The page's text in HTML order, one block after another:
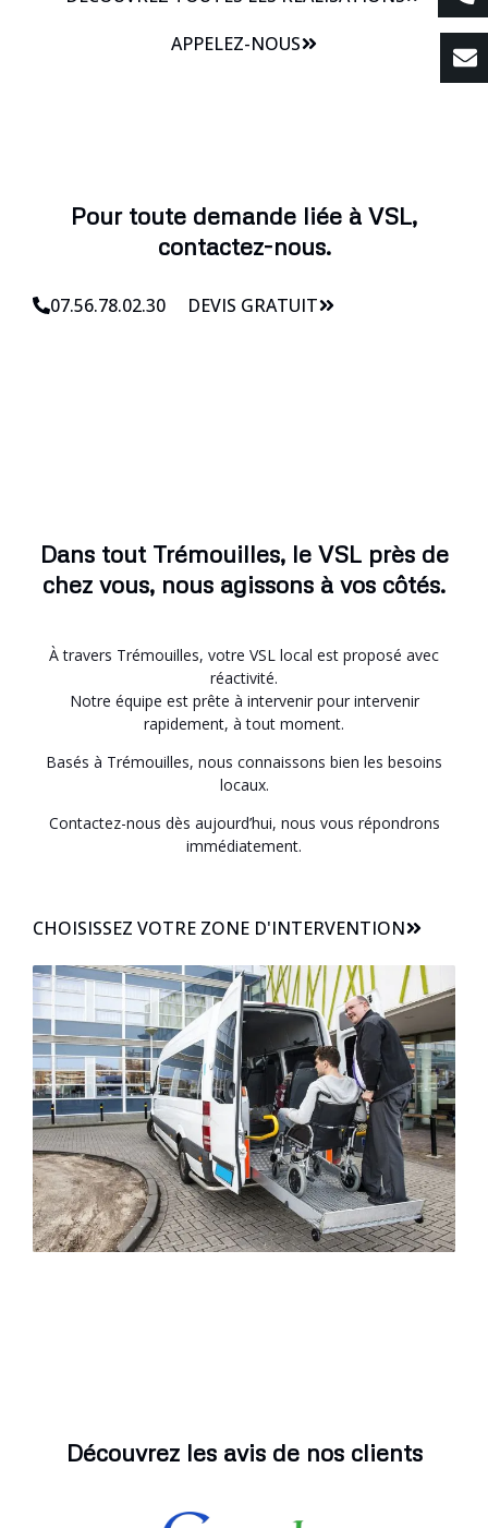
APPELEZ-NOUS
Pour toute demande liée à VSL,
contactez-nous.
07.56.78.02.30 DEVIS GRATUIT
Dans tout Trémouilles, le VSL près de
chez vous, nous agissons à vos côtés.
À travers Trémouilles, votre VSL local est proposé avec
réactivité.
Notre équipe est prête à intervenir pour intervenir
rapidement, à tout moment.
Basés à Trémouilles, nous connaissons bien les besoins
locaux.
Contactez-nous dès aujourd’hui, nous vous répondrons
immédiatement.
CHOISISSEZ VOTRE ZONE D'INTERVENTION
Découvrez les avis de nos clients